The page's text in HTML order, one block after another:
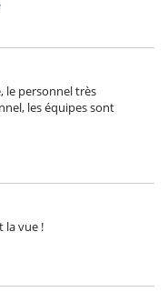
le personnel très
les équipes sont
la vue !